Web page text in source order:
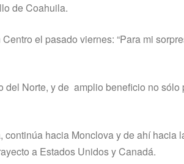
de Coahuila.
el pasado viernes: “Para mi
del Norte, y de amplio beneficio no sólo
hacia Monclova y de ahí hacia
a Estados Unidos y Canadá.